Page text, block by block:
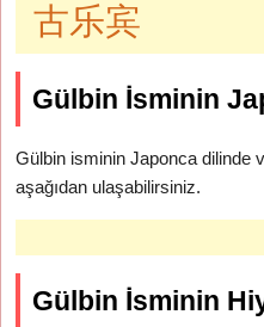
古乐宾
Gülbin İsminin
Gülbin isminin Japonca dilinde
aşağıdan ulaşabilirsiniz.
Gülbin İsminin